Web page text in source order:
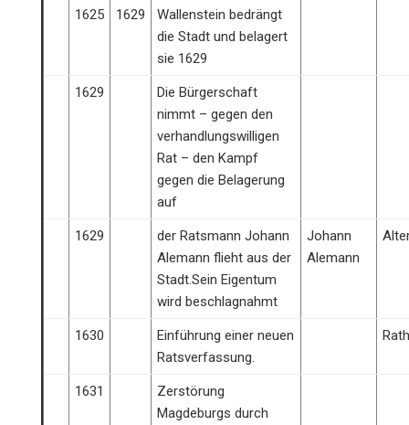
1625 1629
Wallenstein bedrängt
die Stadt und belagert
sie 1629
1629
Die Bürgerschaft
nimmt – gegen den
verhandlungswilligen
Rat – den Kampf
gegen die Belagerung
auf
1629
der Ratsmann Johann
Alemann flieht aus der
Stadt.Sein Eigentum
wird beschlagnahmt
Johann
Alemann
1630
Einführung einer neuen
Ratsverfassung.
1631
Zerstörung
Magdeburgs durch